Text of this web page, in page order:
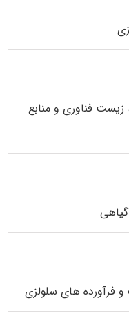
فناوری و منابع
فرآورده‌ های سلولزی